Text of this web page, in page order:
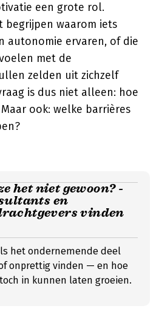
een grote rol.
begrijpen waarom iets
autonomie ervaren, of die
met de
zelden uit zichzelf
is dus niet alleen: hoe
ook: welke barrières
het niet gewoon? -
en
vinden
het ondernemende deel
onprettig vinden — en hoe
in kunnen laten groeien.